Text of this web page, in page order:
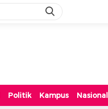
Politik Kampus Nasional